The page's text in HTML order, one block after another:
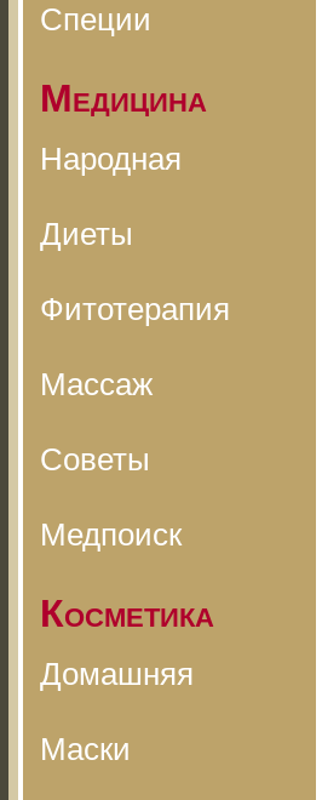
Специи
Медицина
Народная
Диеты
Фитотерапия
Массаж
Советы
Медпоиск
Косметика
Домашняя
Маски